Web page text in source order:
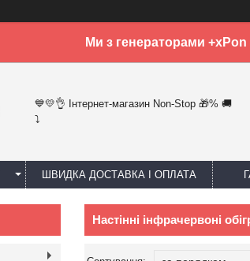
Ми з генераторами
💙💛👌 Інтернет-магазин Non-Stop 🎁% 🚚
⤵
ШВИДКА ДОСТАВКА І ОПЛАТА
Настінні інфрачервоні